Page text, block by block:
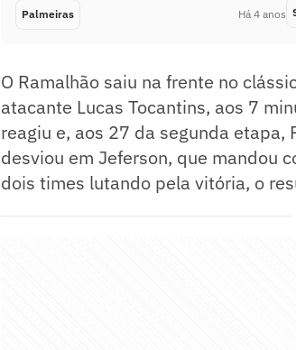
Palmeiras Há 4 anos
O Ramalhão saiu na frente no
atacante Lucas Tocantins, aos 7
reagiu e, aos 27 da segunda etapa,
desviou em Jeferson, que mandou
dois times lutando pela vitória, o